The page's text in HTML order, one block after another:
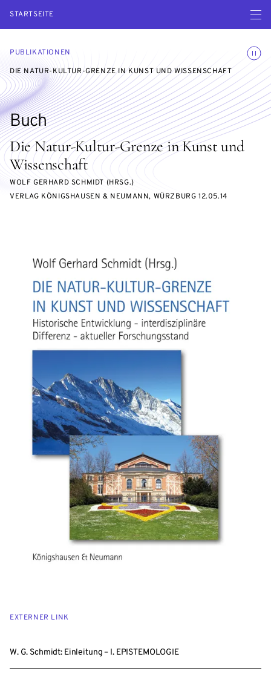
STARTSEITE Menü
PUBLIKATIONEN
DIE NATUR-KULTUR-GRENZE IN KUNST UND WISSENSCHAFT
Die Natur-Kultur-Grenze in Kunst und
Wissenschaft
Buch
WOLF GERHARD SCHMIDT (HRSG.)
VERLAG KÖNIGSHAUSEN & NEUMANN, WÜRZBURG 12.05.14
EXTERNER LINK
W. G. Schmidt: Einleitung – I. EPISTEMOLOGIE